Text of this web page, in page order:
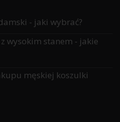
- jaki wybrać?
wysokim stanem - jakie
męskiej koszulki